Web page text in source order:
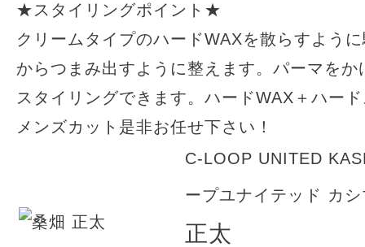
★スタイリングポイント★
クリームタイプのハードWAXを散らすよう
からつまみ出すように整えます。パーマをか
スタイリングできます。ハードWAX＋ハー
メンズカット是非お任せ下さい！
C-LOOP UNITED
ープユナイテッド カ
正太